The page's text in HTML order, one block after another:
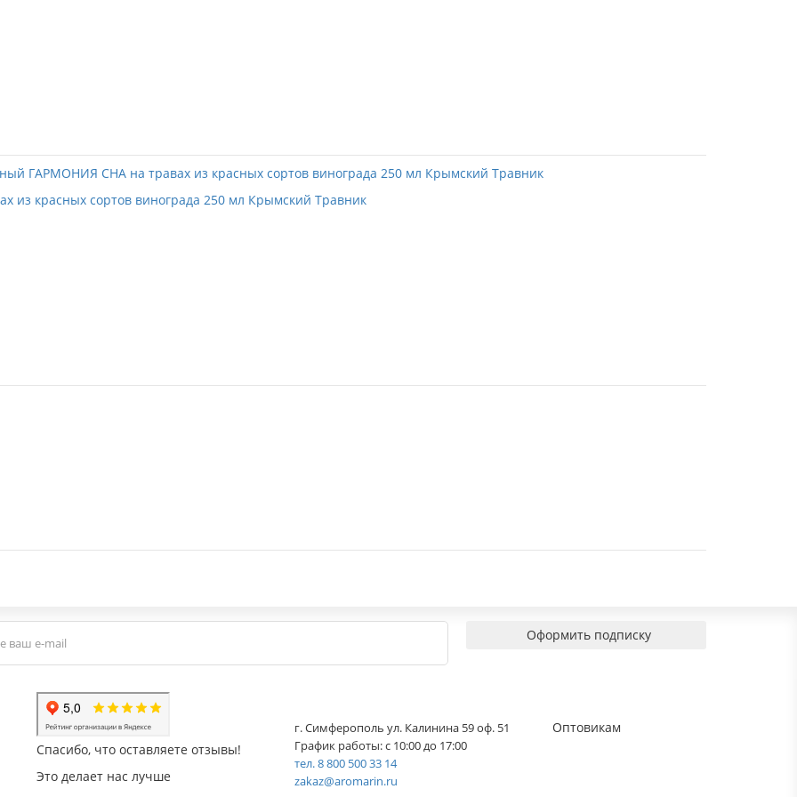
из красных сортов винограда 250 мл Крымский Травник
Оформить подписку
Спасибо, что оставляете отзывы!
Это делает нас лучше
г. Симферополь ул. Калинина 59 оф. 51
График работы: с 10:00 до 17:00
тел. 8 800 500 33 14
zakaz@aromarin.ru
Оптовикам